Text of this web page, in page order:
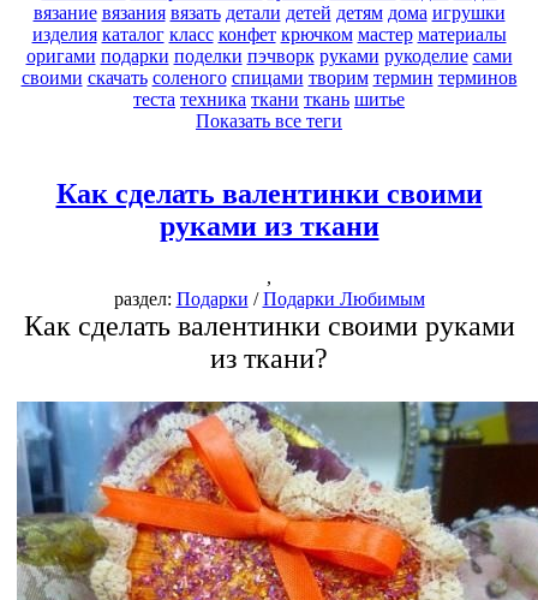
вязание вязания вязать детали детей детям дома игрушки
изделия каталог класс конфет крючком мастер материалы
оригами подарки поделки пэчворк руками рукоделие сами
своими скачать соленого спицами творим термин терминов
теста техника ткани ткань шитье
Показать все теги
Как сделать валентинки своими
руками из ткани
,
раздел: Подарки /Подарки Любимым
Как сделать валентинки своими руками
из ткани?